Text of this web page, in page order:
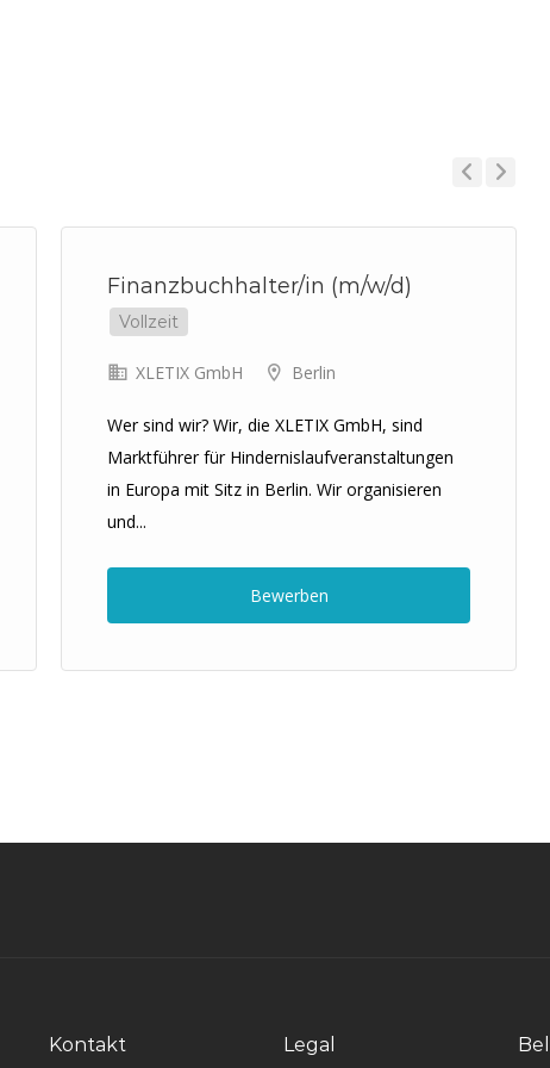
Finanzbuchhalter/in (m/w/d)
Vollzeit
XLETIX GmbH Berlin
Wer sind wir? Wir, die XLETIX GmbH, sind
Marktführer für Hindernislaufveranstaltungen
in Europa mit Sitz in Berlin. Wir organisieren
und...
Bewerben
Kontakt Legal